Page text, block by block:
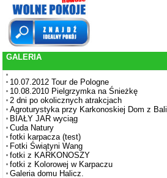
GALERIA
10.07.2012 Tour de Pologne
10.08.2010 Pielgrzymka na Śnieżkę
2 dni po okolicznych atrakcjach
Agroturystyka przy Karkonoskiej Dom z Bali
BIAŁY JAR wyciąg
Cuda Natury
fotki karpacza (test)
Fotki Świątyni Wang
fotki z KARKONOSZY
fotki z Kolorowej w Karpaczu
Galeria domu Halicz.